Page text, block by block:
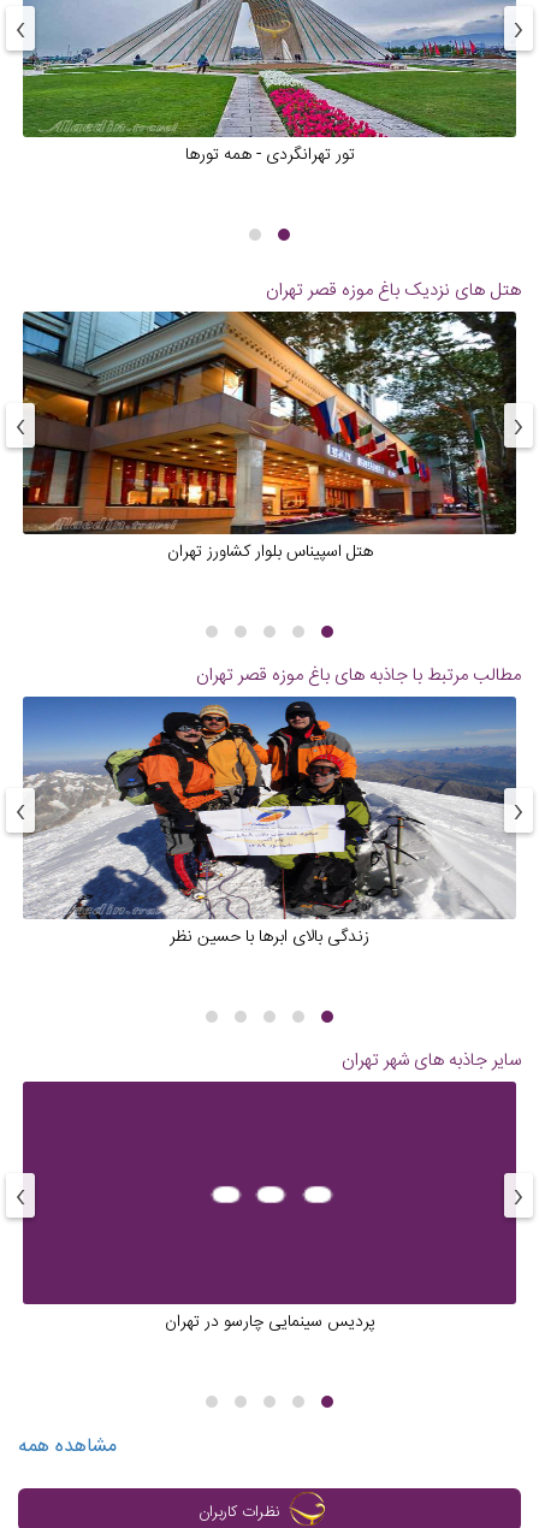
تور تهرانگردی - همه تورها
‹
›
هتل های نزدیک باغ موزه قصر تهران
هتل اسپیناس بلوار کشاورز تهران
‹
›
مطالب مرتبط با جاذبه های باغ موزه قصر تهران
زندگی بالای ابرها با حسین نظر
‹
›
سایر جاذبه های شهر تهران
پردیس سینمایی چارسو در تهران
‹
›
مشاهده همه
نظرات کاربران